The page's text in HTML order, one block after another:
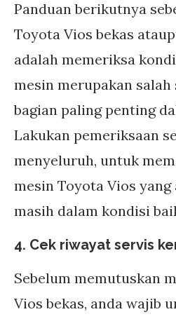
Panduan berikutnya
Toyota Vios bekas
adalah memeriksa
mesin merupakan
bagian paling penting
Lakukan pemeriksaan
menyeluruh, untuk
mesin Toyota Vios yang
masih dalam kondisi
4. Cek riwayat servis
Sebelum memutuskan
Vios bekas, anda wajib